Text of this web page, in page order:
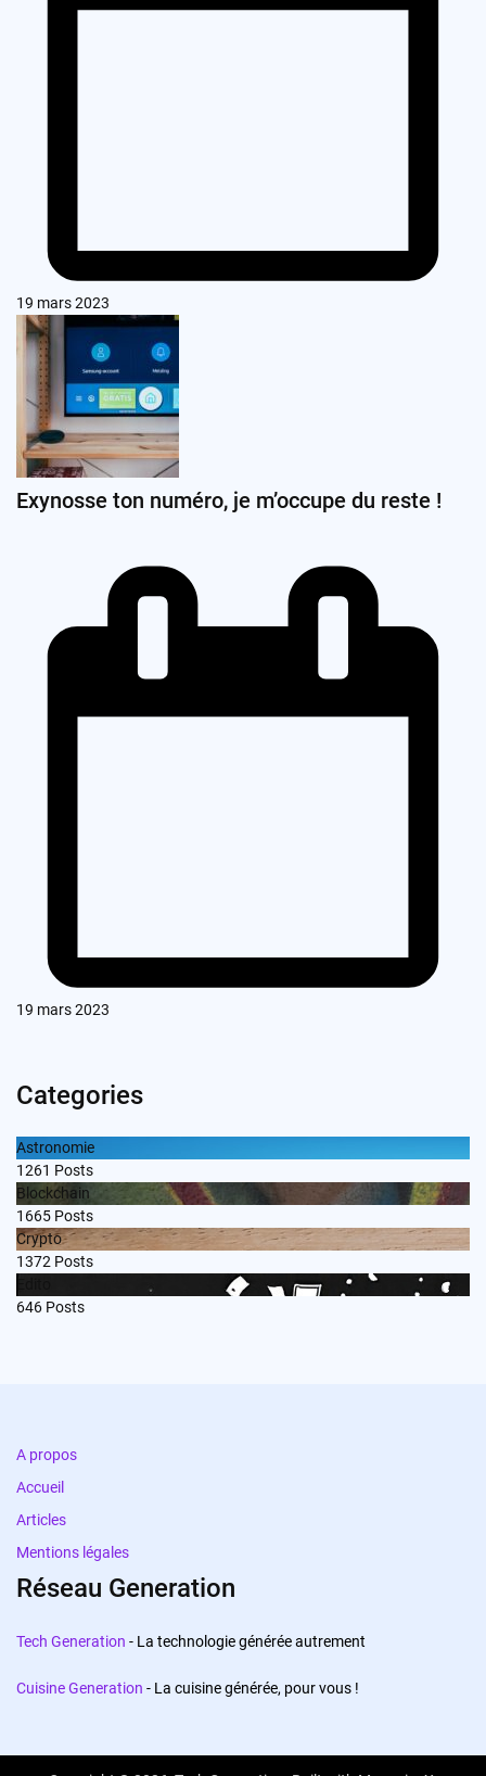
19 mars 2023
Exynosse ton numéro, je m’occupe du reste !
19 mars 2023
Categories
Astronomie
1261 Posts
Blockchain
1665 Posts
Crypto
1372 Posts
646 Posts
A propos
Accueil
Articles
Mentions légales
Réseau Generation
Tech Generation - La technologie générée autrement
Cuisine Generation - La cuisine générée, pour vous !